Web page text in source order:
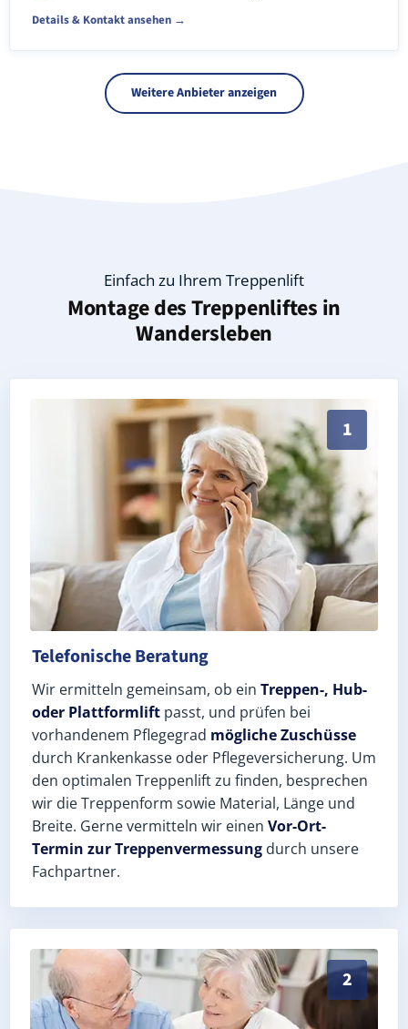
Details & Kontakt ansehen →
Weitere Anbieter anzeigen
Einfach zu Ihrem Treppenlift
Montage des Treppenliftes in
Wandersleben
1
Persönliche Treppenlift-Beratung in Wandersleben
Telefonische Beratung
Wir ermitteln gemeinsam, ob ein Treppen-, Hub-
oder Plattformlift passt, und prüfen bei
vorhandenem Pflegegrad mögliche Zuschüsse
durch Krankenkasse oder Pflegeversicherung. Um
den optimalen Treppenlift zu finden, besprechen
wir die Treppenform sowie Material, Länge und
Breite. Gerne vermitteln wir einen Vor-Ort-
Termin zur Treppenvermessung durch unsere
Fachpartner.
2
Exaktes Aufmaß in Wandersleben (Landkreis